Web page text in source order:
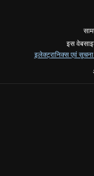
इस
इलेक्ट्रानिक्स एवं सूचना